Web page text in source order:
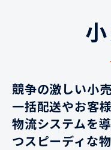
競争の激しい小
一括配送やお客
物流システムを
つスピーディな